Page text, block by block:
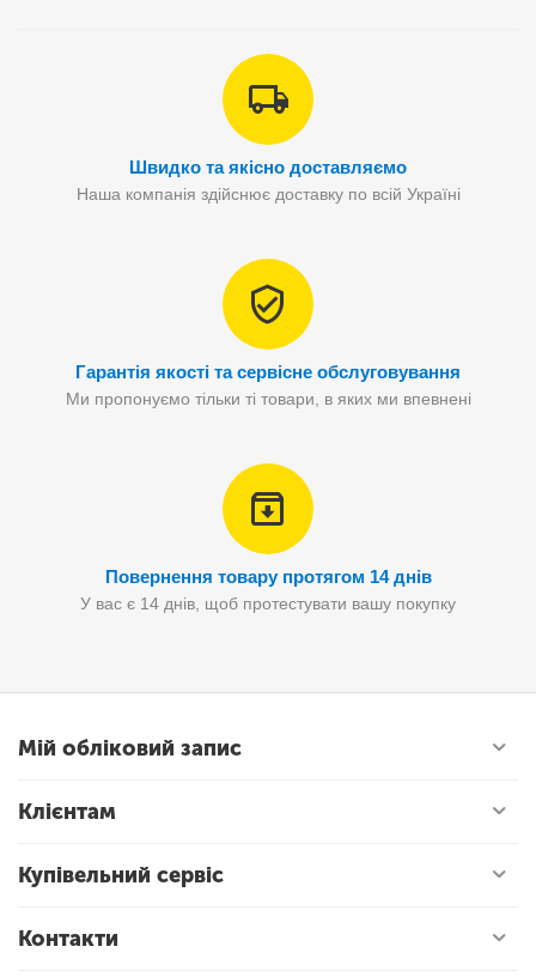
Швидко та якісно доставляємо
Наша компанія здійснює доставку по всій Україні
Гарантія якості та сервісне обслуговування
Ми пропонуємо тільки ті товари, в яких ми впевнені
Повернення товару протягом 14 днів
У вас є 14 днів, щоб протестувати вашу покупку
Мій обліковий запис
Клієнтам
Купівельний сервіс
Контакти